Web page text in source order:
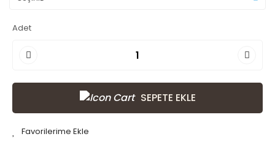
Adet
SEPETE EKLE